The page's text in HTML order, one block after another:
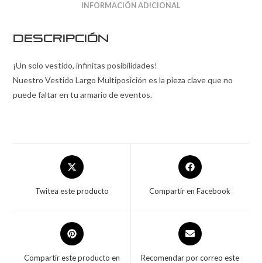
INFORMACIÓN ADICIONAL
Descripción
¡Un solo vestido, infinitas posibilidades!
Nuestro Vestido Largo Multiposición es la pieza clave que no
puede faltar en tu armario de eventos.
Twitea este producto Compartir en Facebook
Compartir este producto en
Recomendar por correo este